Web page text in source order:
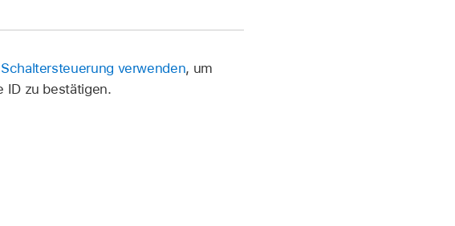
Schaltersteuerung verwenden, um
ID zu bestätigen.